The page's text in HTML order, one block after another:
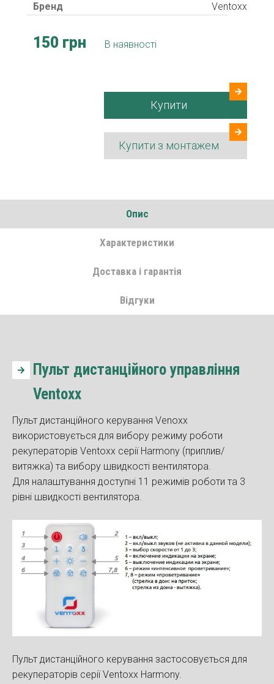
Бренд Ventoxx
150 грн В наявності
Купити
Купити з монтажем
Опис
Характеристики
Доставка і гарантія
Відгуки
Пульт дистанційного управління
Ventoxx
Пульт дистанційного керування Venoxx
використовується для вибору режиму роботи
рекуператорів Ventoxx серії Harmony (приплив/
витяжка) та вибору швидкості вентилятора.
Для налаштування доступні 11 режимів роботи та 3
рівні швидкості вентилятора.
Пульт дистанційного керування застосовується для
рекуператорів серії Ventoxx Harmony.